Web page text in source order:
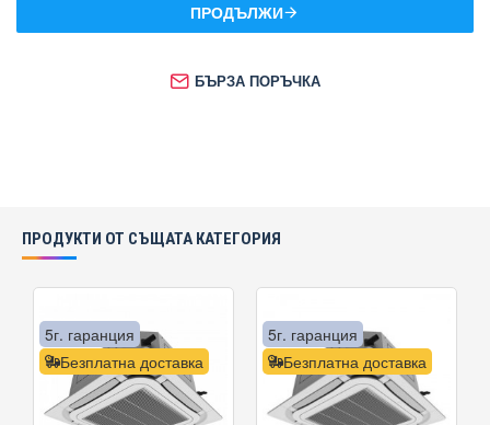
ПРОДЪЛЖИ
БЪРЗА ПОРЪЧКА
ПРОДУКТИ ОТ СЪЩАТА КАТЕГОРИЯ
Безплатна доставка
5г. гаранция
Безплатна доставка
5г. гаранция